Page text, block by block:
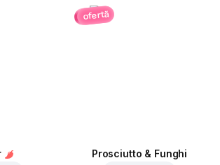
ofertă
Prosciutto & Funghi